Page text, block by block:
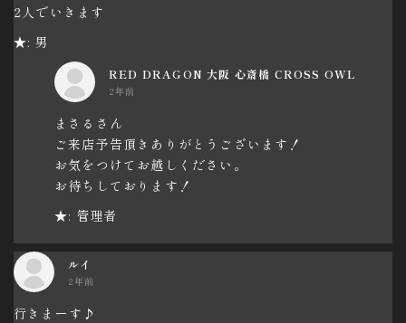
2人でいきます
★: 男
RED DRAGON 大阪 心斎橋 CROSS OWL
2年前
まさるさん
ご来店予告頂きありがとうございます！
お気をつけてお越しください。
お待ちしております！
★: 管理者
ルイ
2年前
行きまーす♪